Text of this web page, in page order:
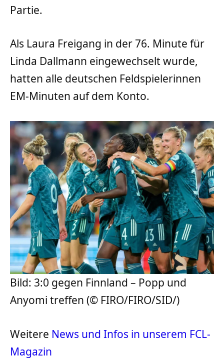
Partie.
Als Laura Freigang in der 76. Minute für
Linda Dallmann eingewechselt wurde,
hatten alle deutschen Feldspielerinnen
EM-Minuten auf dem Konto.
Bild: 3:0 gegen Finnland – Popp und
Anyomi treffen (© FIRO/FIRO/SID/)
Weitere News und Infos in unserem FCL-
Magazin